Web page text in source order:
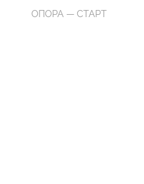
ОПОРА — СТАРТ